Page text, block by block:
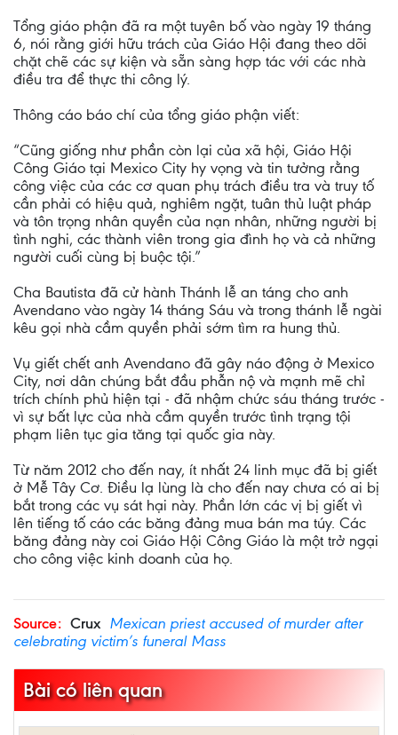
Tổng giáo phận đã ra một tuyên bố vào ngày 19 tháng
6, nói rằng giới hữu trách của Giáo Hội đang theo dõi
chặt chẽ các sự kiện và sẵn sàng hợp tác với các nhà
điều tra để thực thi công lý.
Thông cáo báo chí của tổng giáo phận viết:
“Cũng giống như phần còn lại của xã hội, Giáo Hội
Công Giáo tại Mexico City hy vọng và tin tưởng rằng
công việc của các cơ quan phụ trách điều tra và truy tố
cần phải có hiệu quả, nghiêm ngặt, tuân thủ luật pháp
và tôn trọng nhân quyền của nạn nhân, những người bị
tình nghi, các thành viên trong gia đình họ và cả những
người cuối cùng bị buộc tội.”
Cha Bautista đã cử hành Thánh lễ an táng cho anh
Avendano vào ngày 14 tháng Sáu và trong thánh lễ ngài
kêu gọi nhà cầm quyền phải sớm tìm ra hung thủ.
Vụ giết chết anh Avendano đã gây náo động ở Mexico
City, nơi dân chúng bắt đầu phẫn nộ và mạnh mẽ chỉ
trích chính phủ hiện tại - đã nhậm chức sáu tháng trước -
vì sự bất lực của nhà cầm quyền trước tình trạng tội
phạm liên tục gia tăng tại quốc gia này.
Từ năm 2012 cho đến nay, ít nhất 24 linh mục đã bị giết
ở Mễ Tây Cơ. Điều lạ lùng là cho đến nay chưa có ai bị
bắt trong các vụ sát hại này. Phần lớn các vị bị giết vì
lên tiếng tố cáo các băng đảng mua bán ma túy. Các
băng đảng này coi Giáo Hội Công Giáo là một trở ngại
cho công việc kinh doanh của họ.
Source: Crux Mexican priest accused of murder after
celebrating victim’s funeral Mass
Bài có liên quan